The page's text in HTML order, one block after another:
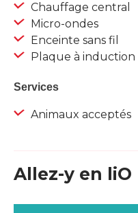
Chauffage central
Micro-ondes
Enceinte sans fil
Plaque à induction
Services
Animaux acceptés
Allez-y en liO